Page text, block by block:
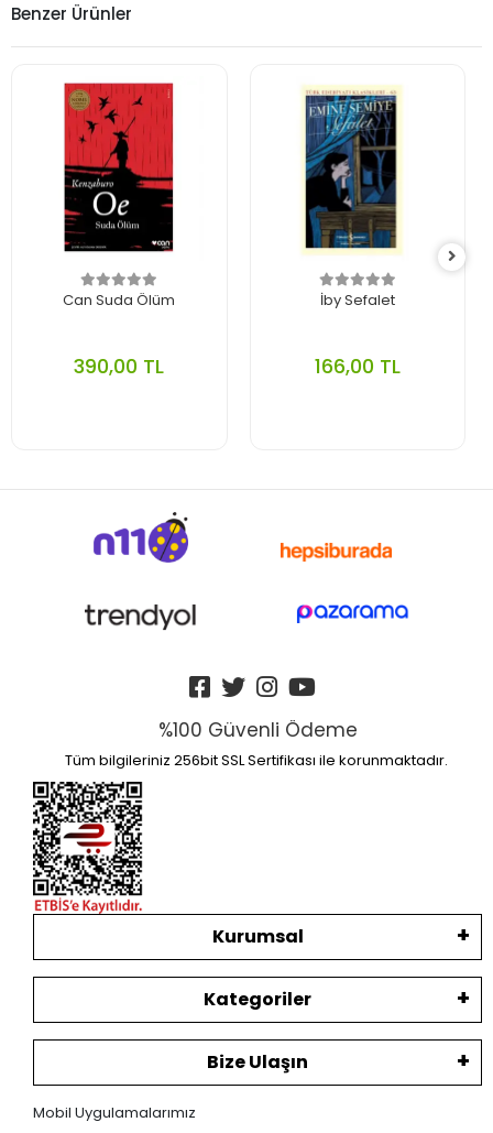
Benzer Ürünler
Can Suda Ölüm
390,00 TL
İby Sefalet
166,00 TL
%100 Güvenli Ödeme
Tüm bilgileriniz 256bit SSL Sertifikası ile korunmaktadır.
Kurumsal
Kategoriler
Bize Ulaşın
Mobil Uygulamalarımız